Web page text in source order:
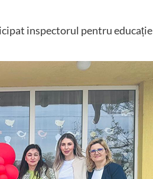
inspectorul pentru